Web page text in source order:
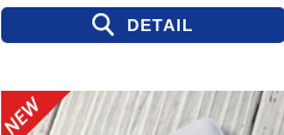
充行動電源
國立臺南大學行動電源,臺南大學禮
單位客製化,...
DETAIL